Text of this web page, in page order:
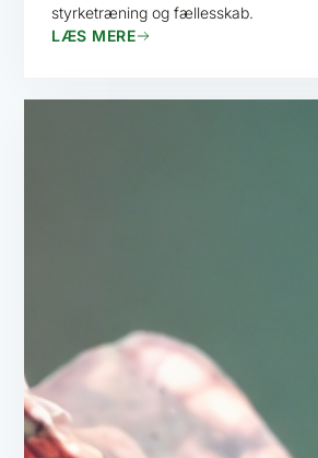
styrketræning og fællesskab.
LÆS MERE